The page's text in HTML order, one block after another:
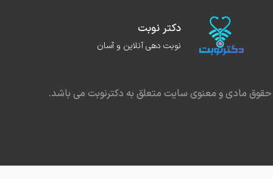
دکتر نوبت
نوبت دهی آنلاین و آسان
مادی و معنوی سایت متعلق به دکترنوبت می باشد.